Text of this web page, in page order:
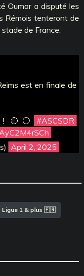
Oumar a disputé les
Rémois tenteront de
de France.
est en finale de
! 🔴⚪
#ASCSDR
April 2, 2025
Ligue 1 & plus 🇫🇷